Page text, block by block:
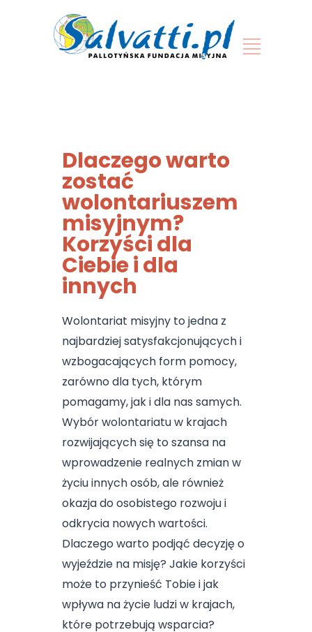
Dlaczego warto
zostać
wolontariuszem
misyjnym?
Korzyści dla
Ciebie i dla
innych
Wolontariat misyjny to jedna z
najbardziej satysfakcjonujących i
wzbogacających form pomocy,
zarówno dla tych, którym
pomagamy, jak i dla nas samych.
Wybór wolontariatu w krajach
rozwijających się to szansa na
wprowadzenie realnych zmian w
życiu innych osób, ale również
okazja do osobistego rozwoju i
odkrycia nowych wartości.
Dlaczego warto podjąć decyzję o
wyjeździe na misję? Jakie korzyści
może to przynieść Tobie i jak
wpływa na życie ludzi w krajach,
które potrzebują wsparcia?